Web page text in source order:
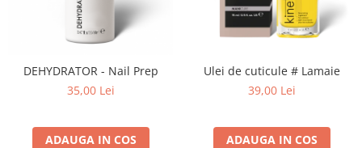
DEHYDRATOR - Nail Prep
35,00 Lei
ADAUGA IN COS
Ulei de cuticule # Lamaie
39,00 Lei
ADAUGA IN COS